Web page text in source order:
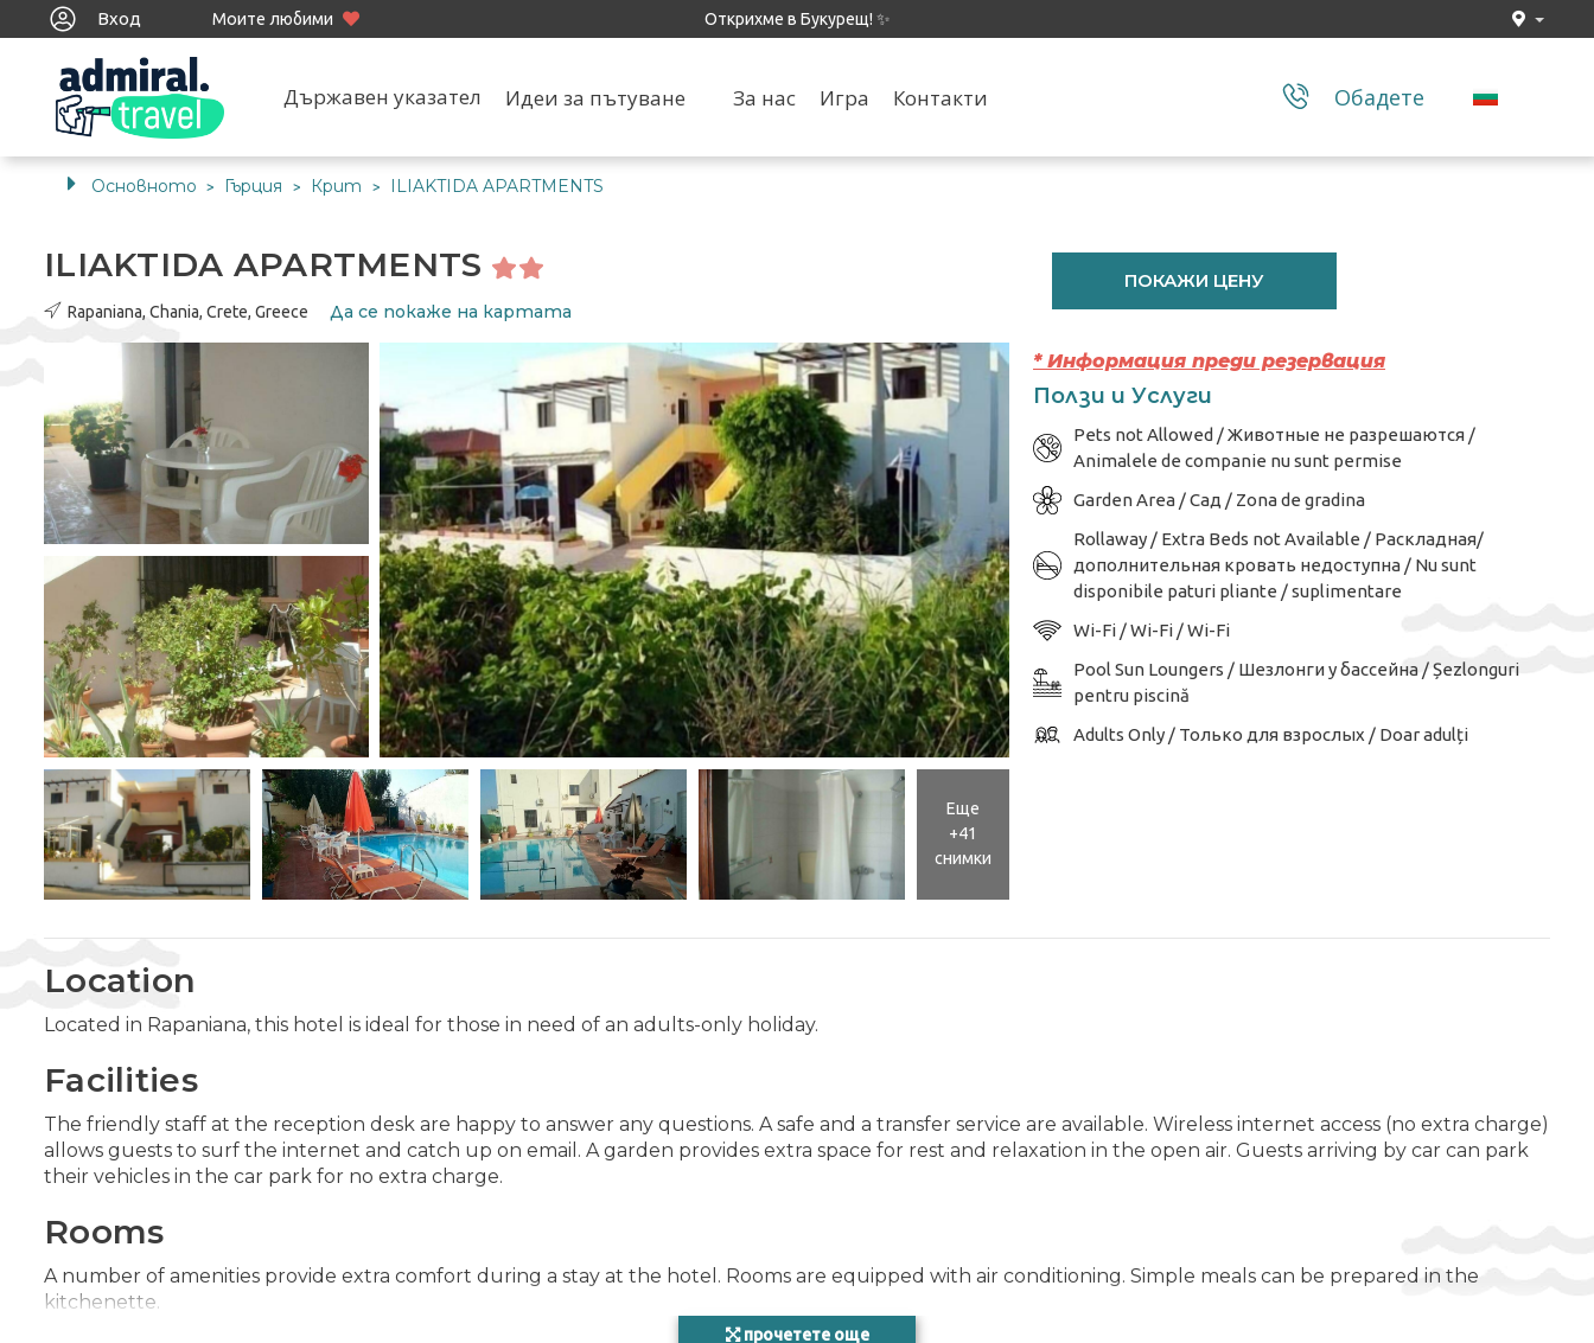
Открихме в Букурещ! ✨
Вход Моите любими
Държавен указател Идеи за пътуване За нас Игра Контакти Обадете
Основното > Гърция > Крит > ILIAKTIDA APARTMENTS
ILIAKTIDA APARTMENTS
Rapaniana, Chania, Crete, Greece Да се ​​покаже на картата
ПОКАЖИ ЦЕНУ
Еще
+41
снимки
* Информация преди резервация
Ползи и Услуги
Pets not Allowed / Животные не разрешаются /
Animalele de companie nu sunt permise
Garden Area / Сад / Zona de gradina
Rollaway / Extra Beds not Available / Раскладная/
дополнительная кровать недоступна / Nu sunt
disponibile paturi pliante / suplimentare
Wi-Fi / Wi-Fi / Wi-Fi
Pool Sun Loungers / Шезлонги у бассейна / Șezlonguri
pentru piscină
Adults Only / Только для взрослых / Doar adulți
Location
Located in Rapaniana, this hotel is ideal for those in need of an adults-only holiday.
Facilities
The friendly staff at the reception desk are happy to answer any questions. A safe and a transfer service are available. Wireless internet access (no extra charge)
allows guests to surf the internet and catch up on email. A garden provides extra space for rest and relaxation in the open air. Guests arriving by car can park
their vehicles in the car park for no extra charge.
Rooms
A number of amenities provide extra comfort during a stay at the hotel. Rooms are equipped with air conditioning. Simple meals can be prepared in the
kitchenette.
прочетете още